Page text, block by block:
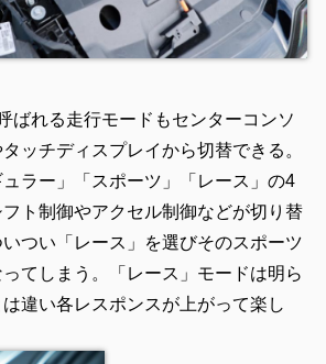
ばれる走行モードもセンターコンソ
ッチディスプレイから切替できる。
ュラー」「スポーツ」「レース」の4
ト制御やアクセル制御などが切り替
つい「レース」を選びそのスポーツ
てしまう。「レース」モードは明ら
違い各レスポンスが上がって楽し